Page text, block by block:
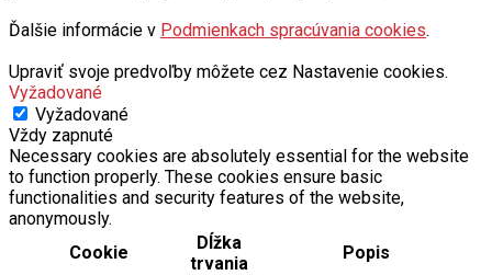
Ďalšie informácie v Podmienkach spracúvania cookies.
Upraviť svoje predvoľby môžete cez Nastavenie cookies.
Vyžadované
Vyžadované
Vždy zapnuté
Necessary cookies are absolutely essential for the website
to function properly. These cookies ensure basic
functionalities and security features of the website,
anonymously.
Cookie
Dĺžka
trvania
Popis